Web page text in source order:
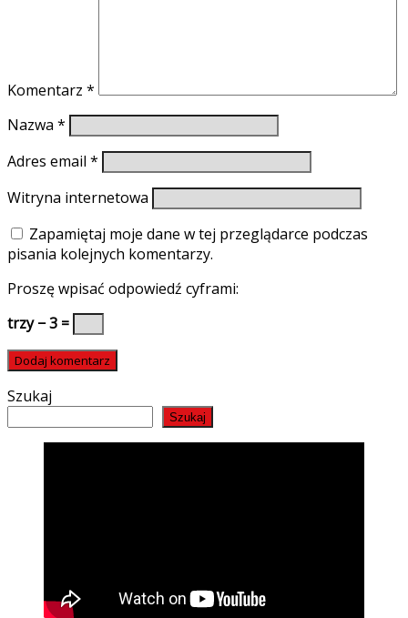
Komentarz *
Nazwa *
Adres email *
Witryna internetowa
Zapamiętaj moje dane w tej przeglądarce podczas
pisania kolejnych komentarzy.
Proszę wpisać odpowiedź cyframi:
trzy − 3 =
Szukaj
Szukaj